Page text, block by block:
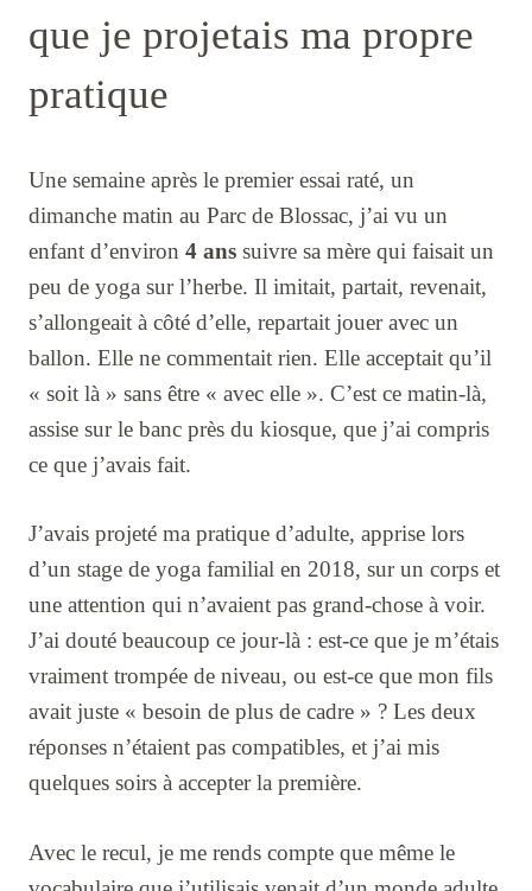
que je projetais ma propre
pratique
Une semaine après le premier essai raté, un
dimanche matin au Parc de Blossac, j’ai vu un
enfant d’environ 4 ans suivre sa mère qui faisait un
peu de yoga sur l’herbe. Il imitait, partait, revenait,
s’allongeait à côté d’elle, repartait jouer avec un
ballon. Elle ne commentait rien. Elle acceptait qu’il
« soit là » sans être « avec elle ». C’est ce matin-là,
assise sur le banc près du kiosque, que j’ai compris
ce que j’avais fait.
J’avais projeté ma pratique d’adulte, apprise lors
d’un stage de yoga familial en 2018, sur un corps et
une attention qui n’avaient pas grand-chose à voir.
J’ai douté beaucoup ce jour-là : est-ce que je m’étais
vraiment trompée de niveau, ou est-ce que mon fils
avait juste « besoin de plus de cadre » ? Les deux
réponses n’étaient pas compatibles, et j’ai mis
quelques soirs à accepter la première.
Avec le recul, je me rends compte que même le